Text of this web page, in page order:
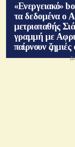
«Ενεργειακό»
τα δεδομένα
μετριοπαθής
γραμμή με
παίρνουν